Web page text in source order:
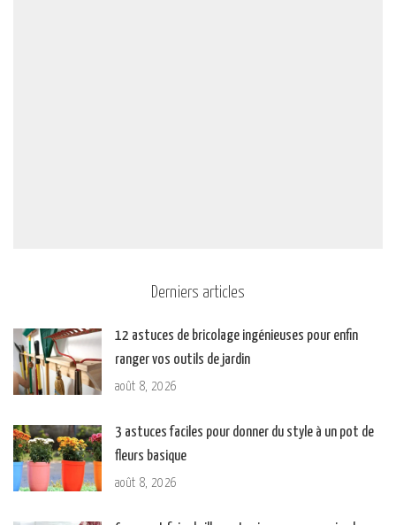
Derniers articles
12 astuces de bricolage ingénieuses pour enfin
ranger vos outils de jardin
août 8, 2026
3 astuces faciles pour donner du style à un pot de
fleurs basique
août 8, 2026